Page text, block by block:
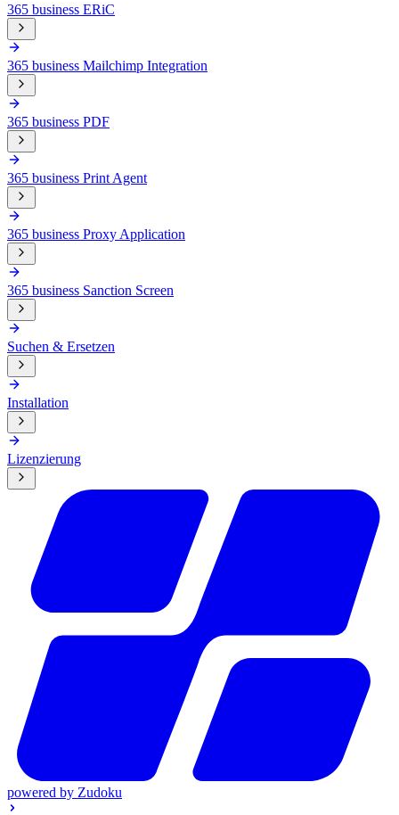
365 business ERiC
365 business Mailchimp Integration
365 business PDF
365 business Print Agent
365 business Proxy Application
365 business Sanction Screen
Suchen & Ersetzen
Installation
Lizenzierung
powered by Zudoku